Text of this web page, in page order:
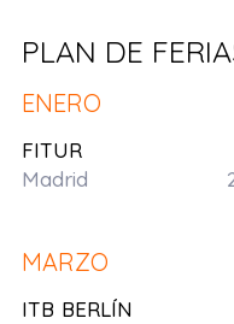
PLAN DE
ENERO
FITUR
Madrid 21 al
MARZO
ITB BERLÍN